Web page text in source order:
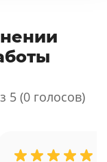
5 (0 голосов)